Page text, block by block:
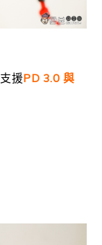
援PD 3.0 與